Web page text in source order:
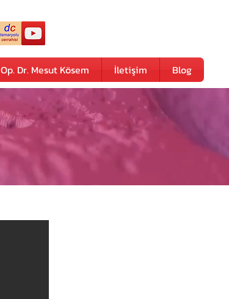
Op. Dr. Mesut Kösem İletişim Blog